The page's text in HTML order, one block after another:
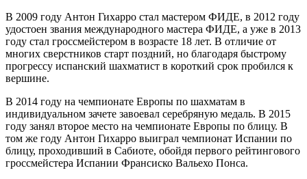
В 2009 году Антон Гихарро стал мастером ФИДЕ, в 2012 году
удостоен звания международного мастера ФИДЕ, а уже в 2013
году стал гроссмейстером в возрасте 18 лет. В отличие от
многих сверстников старт поздний, но благодаря быстрому
прогрессу испанский шахматист в короткий срок пробился к
вершине.
В 2014 году на чемпионате Европы по шахматам в
индивидуальном зачете завоевал серебряную медаль. В 2015
году занял второе место на чемпионате Европы по блицу. В
том же году Антон Гихарро выиграл чемпионат Испании по
блицу, проходивший в Сабиоте, обойдя первого рейтингового
гроссмейстера Испании Франсиско Вальехо Понса.